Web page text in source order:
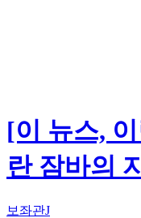
[이 뉴스,
란 잠바의
보좌관J